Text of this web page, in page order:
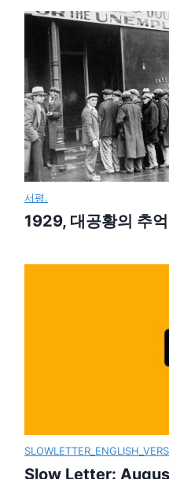
서평.
1929, 대공황의 추억
Slow Letter: